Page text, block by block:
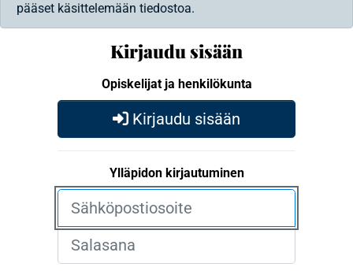
pääset käsittelemään tiedostoa.
Kirjaudu sisään
Opiskelijat ja henkilökunta
Kirjaudu sisään
Ylläpidon kirjautuminen